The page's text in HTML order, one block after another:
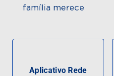
família merece
Aplicativo Rede